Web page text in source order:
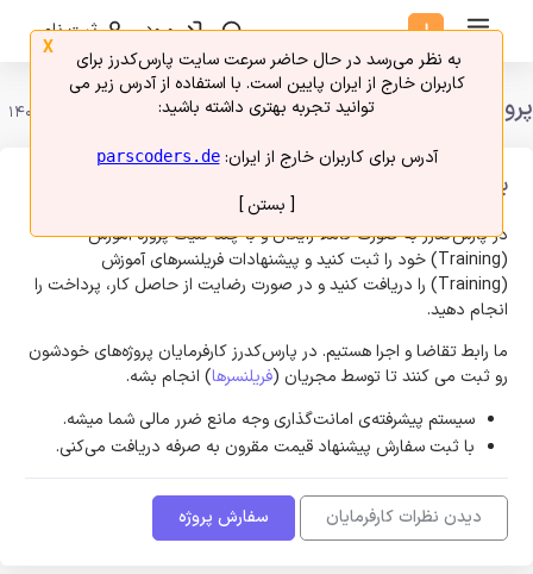
ورود ثبت نام
پروژه های فریلنسری آموزش (Training)
برای پروژه خودتون فریلنسر استخدام کنید
در پارس‌کدرز به صورت کاملا رایگان و با چند کلیک پروژه آموزش
(Training) خود را ثبت کنید و پیشنهادات فریلنسر‌های آموزش
(Training) را دریافت کنید و در صورت رضایت از حاصل کار، پرداخت را
انجام دهید.
ما رابط تقاضا و اجرا هستیم. در پارس‌کدرز کارفرمایان پروژه‌های خودشون
رو ثبت می کنند تا توسط مجریان (فریلنسرها) انجام بشه.
سیستم پیشرفته‌ی امانت‌گذاری وجه مانع ضرر مالی شما میشه.
با ثبت سفارش پیشنهاد قیمت مقرون به صرفه دریافت می‌کنی.
دیدن نظرات کارفرمایان سفارش پروژه
X
به نظر می‌رسد در حال حاضر سرعت سایت پارس‌کدرز برای
کاربران خارج از ایران پایین است. با استفاده از آدرس زیر می
توانید تجربه بهتری داشته باشید:
آدرس برای کاربران خارج از ایران:parscoders.de
[ بستن ]